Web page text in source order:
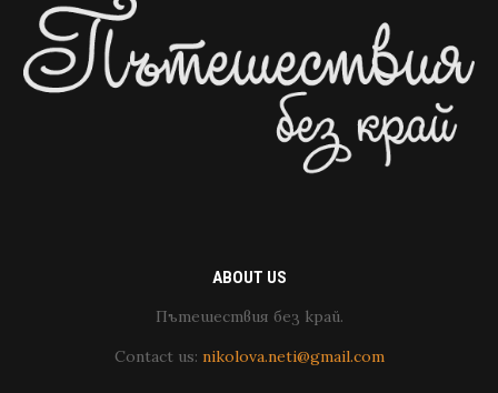
ABOUT US
Пътешествия без край.
Contact us: nikolova.neti@gmail.com